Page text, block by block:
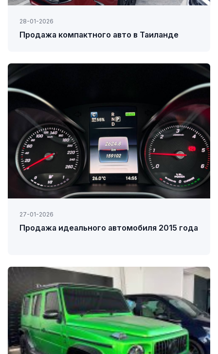
28-01-2026
Продажа компактного авто в Таиланде
27-01-2026
Продажа идеального автомобиля 2015 года